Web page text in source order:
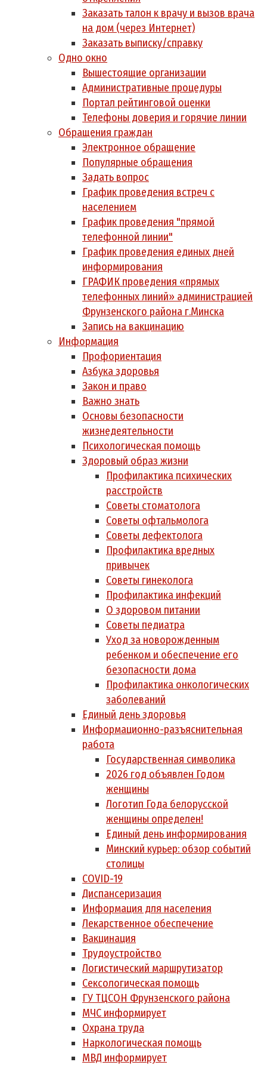
Заказать талон к врачу и вызов врача
на дом (через Интернет)
Заказать выписку/справку
Одно окно
Вышестоящие организации
Административные процедуры
Портал рейтинговой оценки
Телефоны доверия и горячие линии
Обращения граждан
Электронное обращение
Популярные обращения
Задать вопрос
График проведения встреч с
населением
График проведения "прямой
телефонной линии"
График проведения единых дней
информирования
ГРАФИК проведения «прямых
телефонных линий» администрацией
Фрунзенского района г.Минска
Запись на вакцинацию
Информация
Профориентация
Азбука здоровья
Закон и право
Важно знать
Основы безопасности
жизнедеятельности
Психологическая помощь
Здоровый образ жизни
Профилактика психических
расстройств
Советы стоматолога
Советы офтальмолога
Советы дефектолога
Профилактика вредных
привычек
Советы гинеколога
Профилактика инфекций
О здоровом питании
Советы педиатра
Уход за новорожденным
ребенком и обеспечение его
безопасности дома
Профилактика онкологических
заболеваний
Единый день здоровья
Информационно-разъяснительная
работа
Государственная символика
2026 год объявлен Годом
женщины
Логотип Года белорусской
женщины определен!
Единый день информирования
Минский курьер: обзор событий
столицы
COVID-19
Диспансеризация
Информация для населения
Лекарственное обеспечение
Вакцинация
Трудоустройство
Логистический маршрутизатор
Сексологическая помощь
ГУ ТЦСОН Фрунзенского района
МЧС информирует
Охрана труда
Наркологическая помощь
МВД информирует